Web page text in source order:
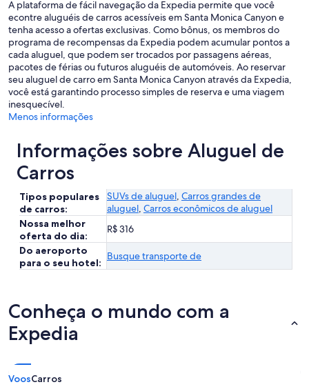
A plataforma de fácil navegação da Expedia permite que você
econtre aluguéis de carros acessíveis em Santa Monica Canyon e
tenha acesso a ofertas exclusivas. Como bônus, os membros do
programa de recompensas da Expedia podem acumular pontos a
cada aluguel, que podem ser trocados por passagens aéreas,
pacotes de férias ou futuros aluguéis de automóveis. Ao reservar
seu aluguel de carro em Santa Monica Canyon através da Expedia,
você está garantindo processo simples de reserva e uma viagem
inesquecível.
Menos informações
Informações sobre Aluguel de
Carros
Tipos populares
de carros:
SUVs de aluguel, Carros grandes de
aluguel, Carros econômicos de aluguel
Nossa melhor
oferta do dia:
R$ 316
Do aeroporto
para o seu hotel:
Busque transporte de
Conheça o mundo com a
Expedia
VoosCarros